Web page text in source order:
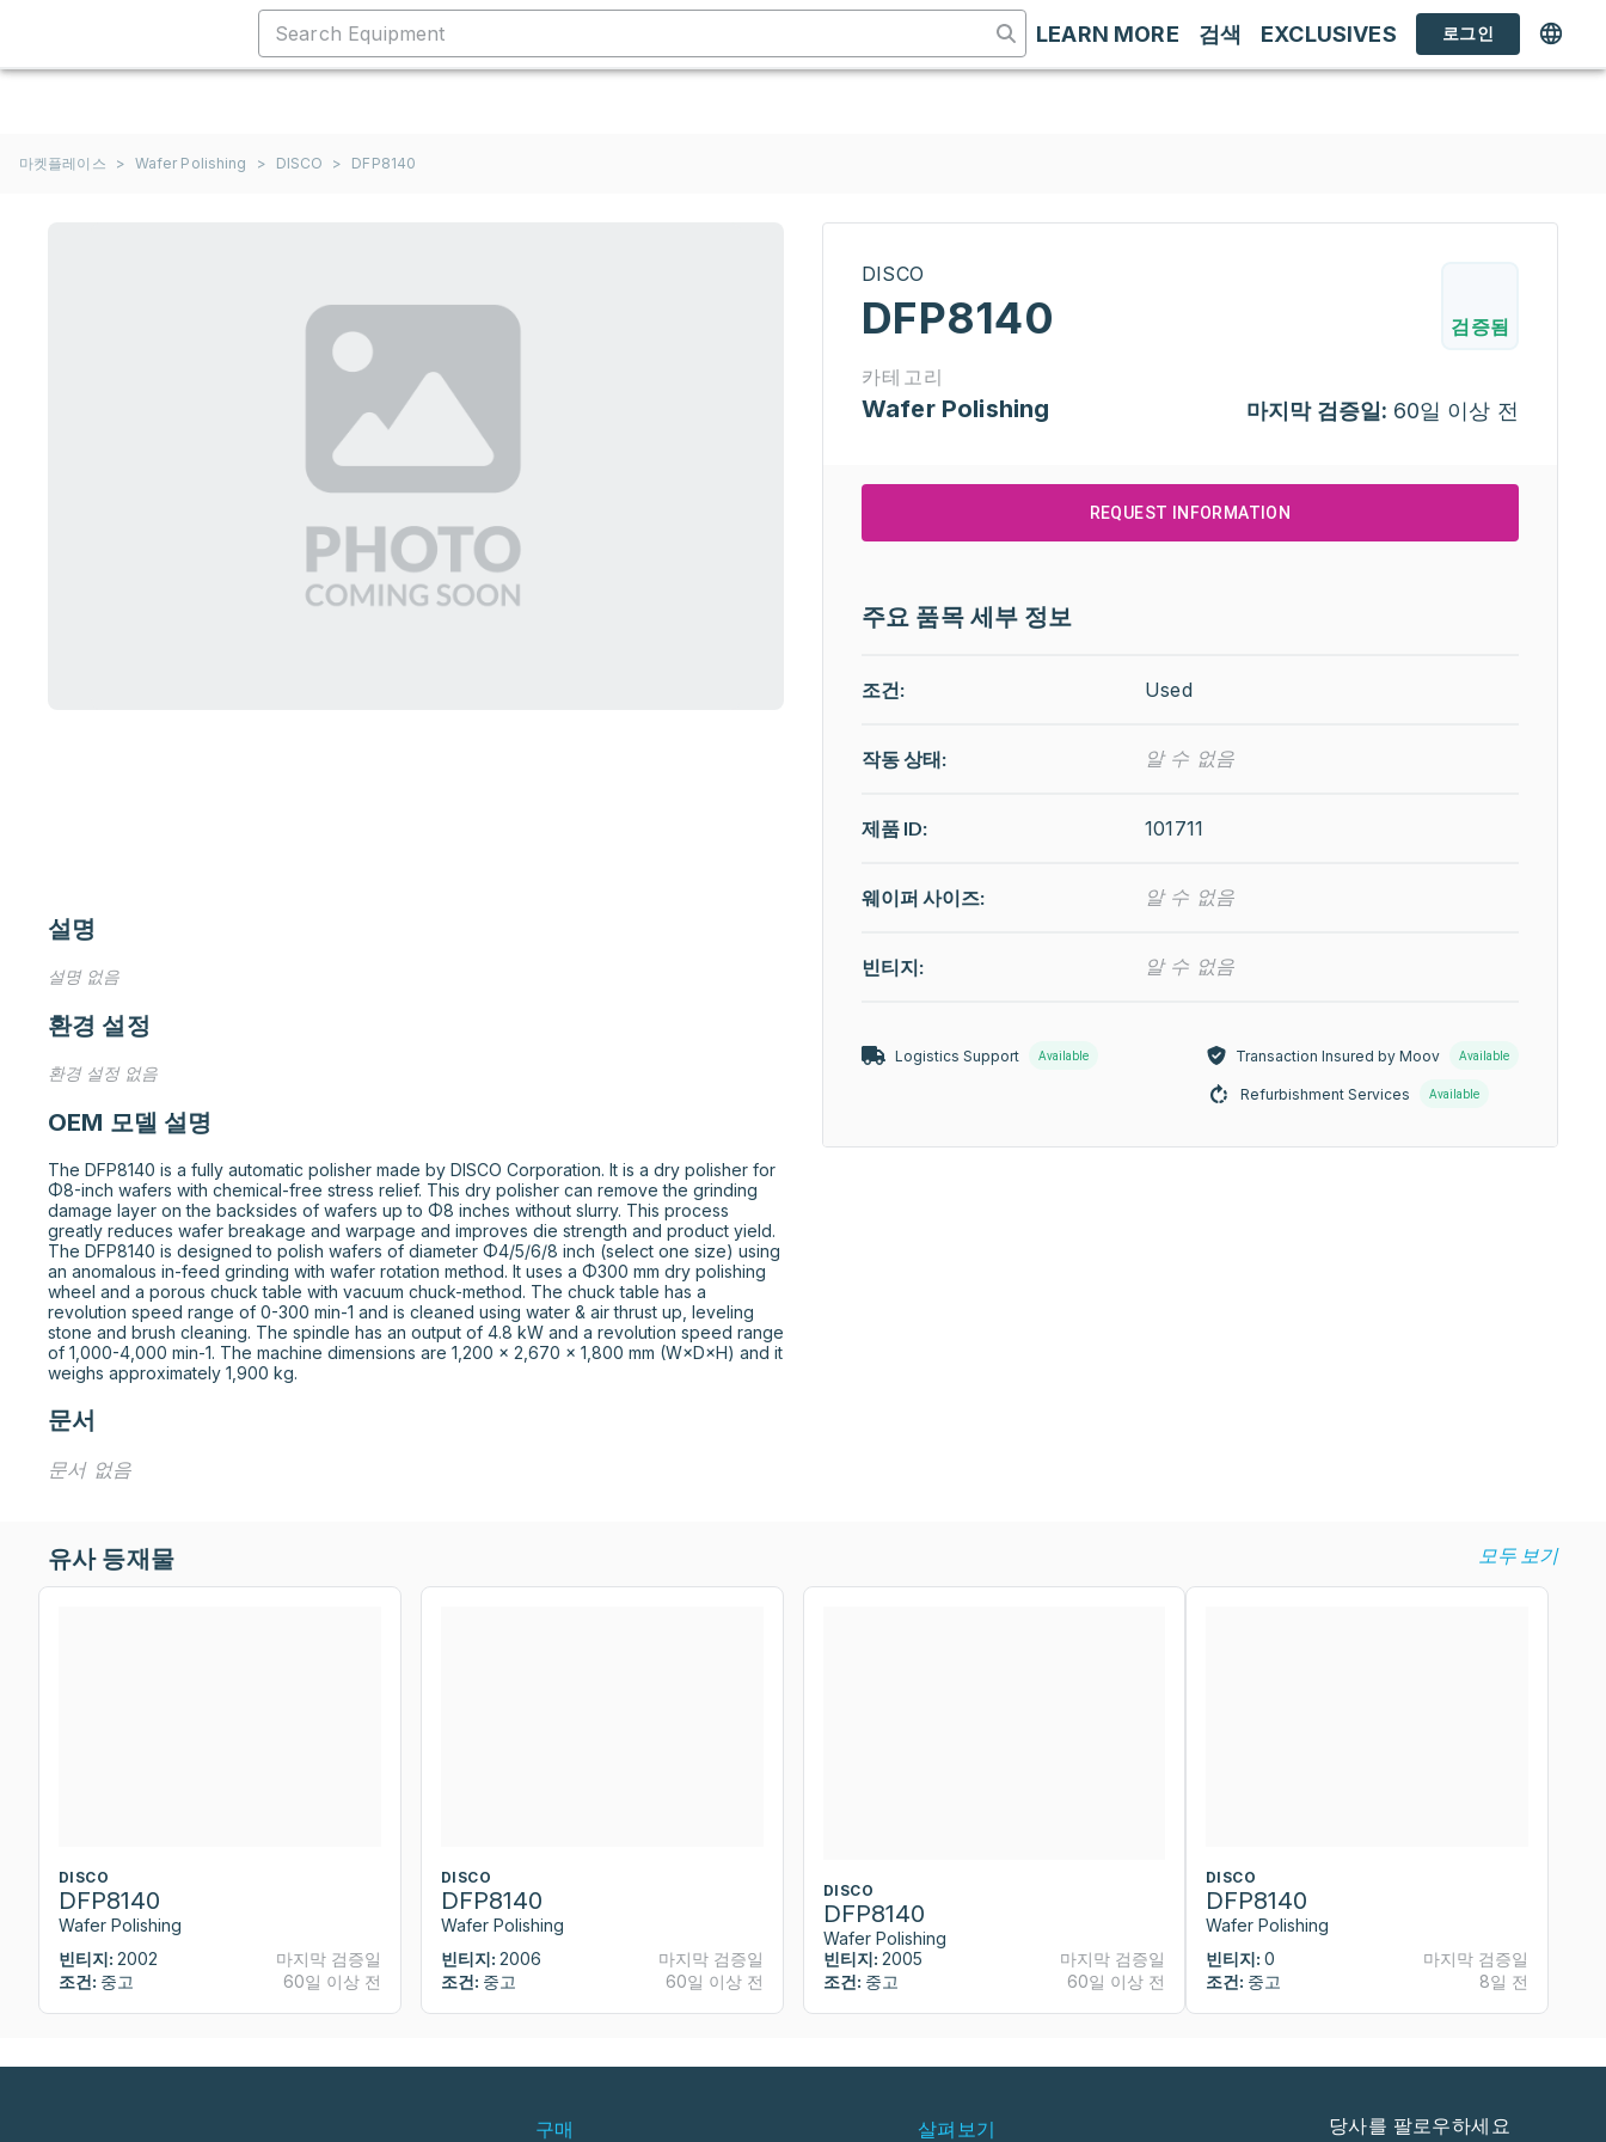
LEARN MORE 검색 EXCLUSIVES 로그인
마켓플레이스 > Wafer Polishing > DISCO > DFP8140
설명
설명 없음
환경 설정
환경 설정 없음
OEM 모델 설명
The DFP8140 is a fully automatic polisher made by DISCO Corporation. It is a dry polisher for
Φ8-inch wafers with chemical-free stress relief. This dry polisher can remove the grinding
damage layer on the backsides of wafers up to Φ8 inches without slurry. This process
greatly reduces wafer breakage and warpage and improves die strength and product yield.
The DFP8140 is designed to polish wafers of diameter Φ4/5/6/8 inch (select one size) using
an anomalous in-feed grinding with wafer rotation method. It uses a Φ300 mm dry polishing
wheel and a porous chuck table with vacuum chuck-method. The chuck table has a
revolution speed range of 0-300 min-1 and is cleaned using water & air thrust up, leveling
stone and brush cleaning. The spindle has an output of 4.8 kW and a revolution speed range
of 1,000-4,000 min-1. The machine dimensions are 1,200 × 2,670 × 1,800 mm (W×D×H) and it
weighs approximately 1,900 kg.
문서
문서 없음
DISCO
DFP8140 검증됨
카테고리
Wafer Polishing 마지막 검증일: 60일 이상 전
REQUEST INFORMATION
주요 품목 세부 정보
조건: Used
작동 상태: 알 수 없음
제품 ID: 101711
웨이퍼 사이즈: 알 수 없음
빈티지: 알 수 없음
Logistics Support Available Transaction Insured by Moov Available
Refurbishment Services Available
유사 등재물 모두 보기
DISCO
DFP8140
Wafer Polishing
빈티지: 2002
조건: 중고
마지막 검증일
60일 이상 전
DISCO
DFP8140
Wafer Polishing
빈티지: 2006
조건: 중고
마지막 검증일
60일 이상 전
DISCO
DFP8140
Wafer Polishing
빈티지: 2005
조건: 중고
마지막 검증일
60일 이상 전
DISCO
DFP8140
Wafer Polishing
빈티지: 0
조건: 중고
마지막 검증일
8일 전
구매 살펴보기 당사를 팔로우하세요